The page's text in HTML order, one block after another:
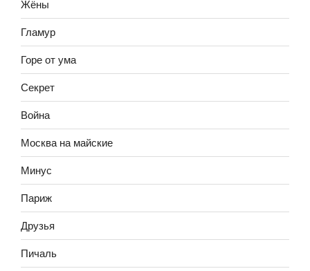
Жёны
Гламур
Горе от ума
Секрет
Война
Москва на майские
Минус
Париж
Друзья
Пичаль